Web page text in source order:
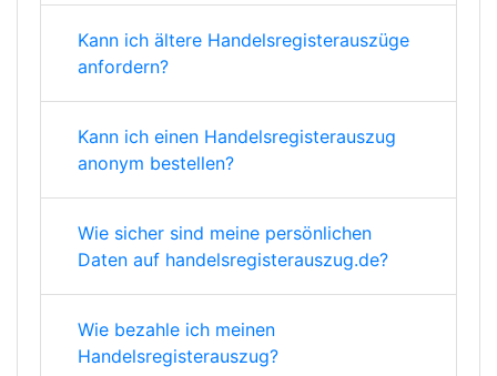
Kann ich ältere Handelsregisterauszüge
anfordern?
Kann ich einen Handelsregisterauszug
anonym bestellen?
Wie sicher sind meine persönlichen
Daten auf handelsregisterauszug.de?
Wie bezahle ich meinen
Handelsregisterauszug?